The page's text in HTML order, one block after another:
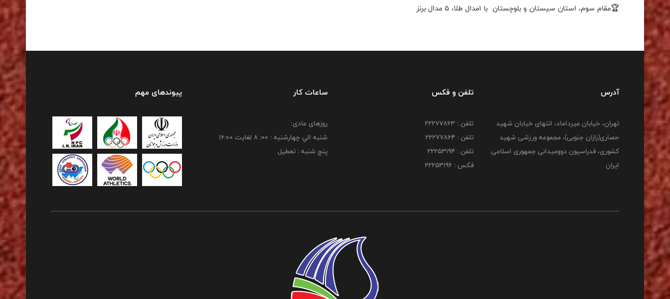
🏆مقام سوم، استان سیستان و بلوچستان با 1مدال طلا، 5 مدال برنز
آدرس
تهران، خیابان میرداماد، انتهای خیابان شهید
حصاری(رازان جنوبی)، مجموعه ورزشی شهید
کشوری، فدراسیون دوومیدانی جمهوری اسلامی
ایران
تلفن و فکس
تلفن : 22277863
تلفن : 22277864
تلفن : 22253194
فکس : 22253196
ساعات کار
روزهای عادی:
شنبه الي چهارشنبه : 00: 8 لغايت 16:00
پنج شنبه : تعطیل
پیوندهای مهم